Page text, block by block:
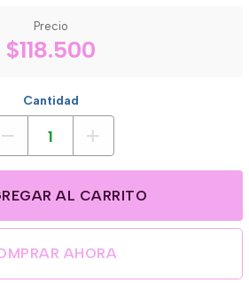
Precio
$118.500
Cantidad
AL CARRITO
AHORA